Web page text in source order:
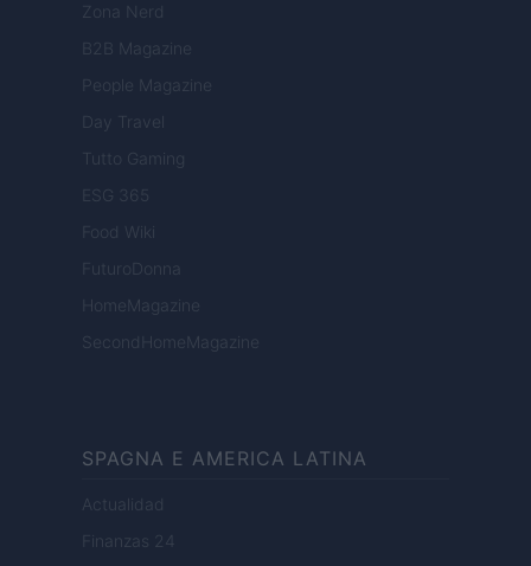
Zona Nerd
B2B Magazine
People Magazine
Day Travel
Tutto Gaming
ESG 365
Food Wiki
FuturoDonna
HomeMagazine
SecondHomeMagazine
SPAGNA E AMERICA LATINA
Actualidad
Finanzas 24